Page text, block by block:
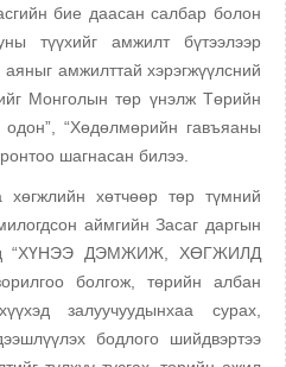
бие даасан салбар болон
түүхийг амжилт бүтээлээр
амжилттай хэрэгжүүлсний
Монголын төр үнэлж Төрийн
“Хөдөлмөрийн гавъяаны
шагнасан билээ.
хөгжлийн хөтчөөр төр түмний
аймгийн Засаг даргын
“ХҮНЭЭ ДЭМЖИЖ, ХӨГЖИЛД
болгож, төрийн албан
залуучуудынхаа сурах,
бодлого шийдвэртээ